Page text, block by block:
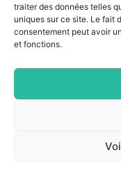
traiter des données telles
uniques sur ce site. Le fait
consentement peut avoir
et fonctions.
Conditions d’utilisation
Conditions de vente
Déclaration de
Imprint